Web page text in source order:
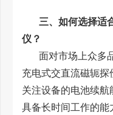
三、如何选择适
仪？
面对市场上众多
充电式交直流磁轭
关注设备的电池续
具备长时间工作的能